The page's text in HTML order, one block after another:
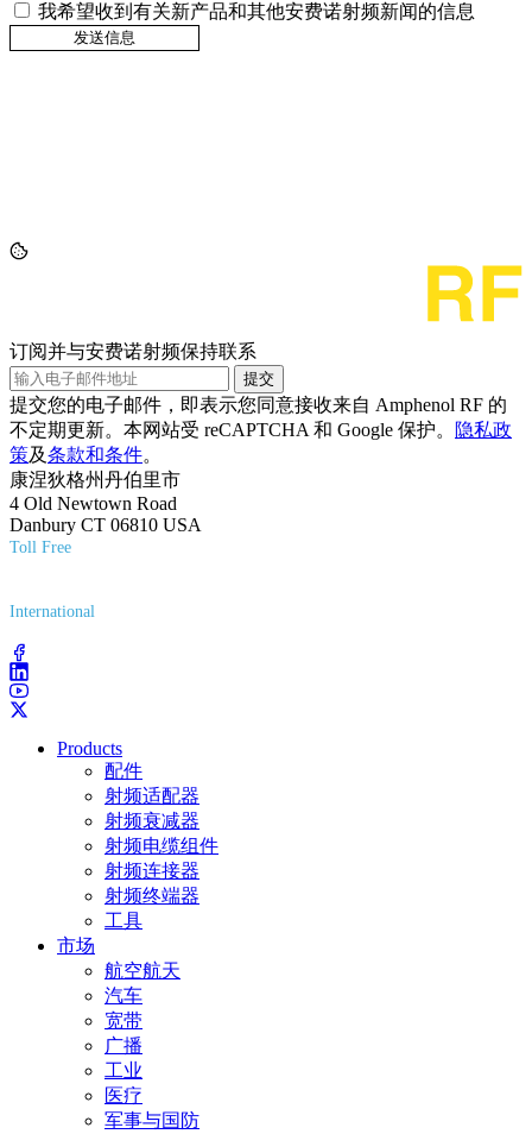
我希望收到有关新产品和其他安费诺射频新闻的信息
订阅并与安费诺射频保持联系
提交
提交您的电子邮件，即表示您同意接收来自 Amphenol RF 的
不定期更新。本网站受 reCAPTCHA 和 Google 保护。
隐私政
策及条款和条件。
康涅狄格州丹伯里市
4 Old Newtown Road
Danbury CT 06810 USA
Toll Free
International
Products
配件
射频适配器
射频衰减器
射频电缆组件
射频连接器
射频终端器
工具
市场
航空航天
汽车
宽带
广播
工业
医疗
军事与国防